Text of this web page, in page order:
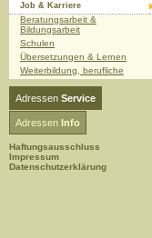
Job & Karriere
Beratungsarbeit &
Bildungsarbeit
Schulen
Übersetzungen & Lernen
Weiterbildung, berufliche
Adressen Service
Adressen Info
Haftungsausschluss
Impressum
Datenschutzerklärung